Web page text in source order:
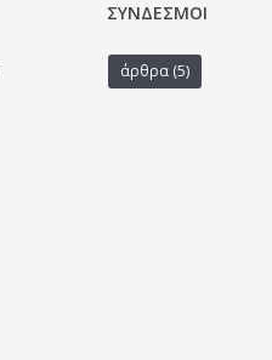
ΣΎΝΔΕΣΜΟΙ
άρθρα(5)